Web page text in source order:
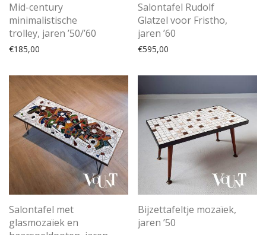
Mid-century
minimalistische
trolley, jaren ’50/’60
€185,00
Salontafel Rudolf
Glatzel voor Fristho,
jaren ’60
€595,00
Salontafel met
glasmozaïek en
Bijzettafeltje mozaïek,
jaren ’50